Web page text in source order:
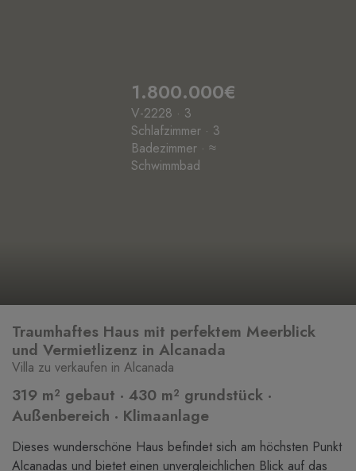
1.800.000€
V-2228 · 3
Schlafzimmer · 3
Badezimmer · ≈
Schwimmbad
Traumhaftes Haus mit perfektem Meerblick
und Vermietlizenz in Alcanada
Villa zu verkaufen in Alcanada
319 m² gebaut · 430 m² grundstück ·
Außenbereich · Klimaanlage
Dieses wunderschöne Haus befindet sich am höchsten Punkt
Alcanadas und bietet einen unvergleichlichen Blick auf das